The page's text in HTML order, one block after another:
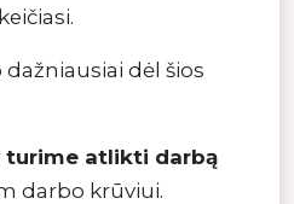
dėl šios
turime atlikti darbą
darbo krūviui.